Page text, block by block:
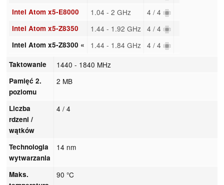
Intel Atom x5-E8000 1.04 - 2 GHz 4 / 4
Intel Atom x5-Z8350 1.44 - 1.92 GHz 4 / 4
Intel Atom x5-Z8300 « 1.44 - 1.84 GHz 4 / 4
Taktowanie 1440 - 1840 MHz
Pamięć 2.
poziomu
2 MB
Liczba
rdzeni /
wątków
4 / 4
Technologia
wytwarzania
14 nm
Maks.
90 °C